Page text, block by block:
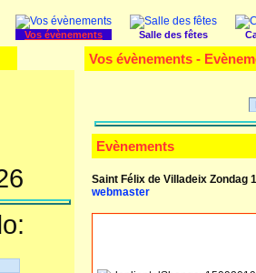
Vos évènements Salle des fêtes
Vos évènements -
Evènements
Saint Félix de Villadeix Zondag
webmaster